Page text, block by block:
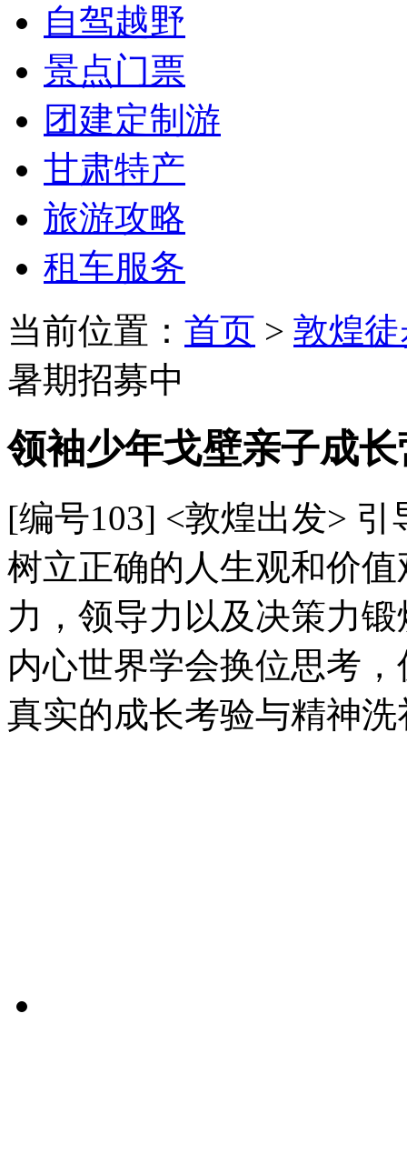
自驾越野
景点门票
团建定制游
甘肃特产
旅游攻略
租车服务
当前位置： 首页 > 敦煌
暑期招募中
领袖少年戈壁亲子成
[编号103] <敦煌出发> 引
树立正确的人生观和价
力，领导力以及决策力
内心世界学会换位思考
真实的成长考验与精神